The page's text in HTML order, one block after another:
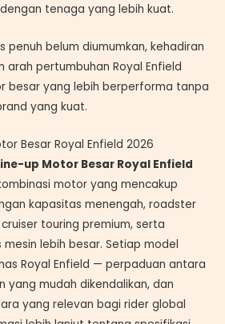
tenaga yang lebih kuat.
penuh belum diumumkan, kehadiran
arah pertumbuhan Royal Enfield
besar yang lebih berperforma tanpa
yang kuat.
Besar Royal Enfield 2026
up Motor Besar Royal Enfield
motor yang mencakup
kapasitas menengah, roadster
touring premium, serta
lebih besar. Setiap model
Royal Enfield — perpaduan antara
yang mudah dikendalikan, dan
yang relevan bagi rider global